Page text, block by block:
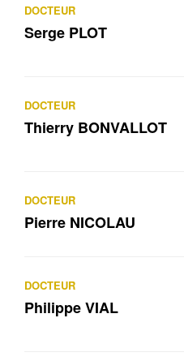
DOCTEUR
Serge PLOT
DOCTEUR
Thierry BONVALLOT
DOCTEUR
Pierre NICOLAU
DOCTEUR
Philippe VIAL